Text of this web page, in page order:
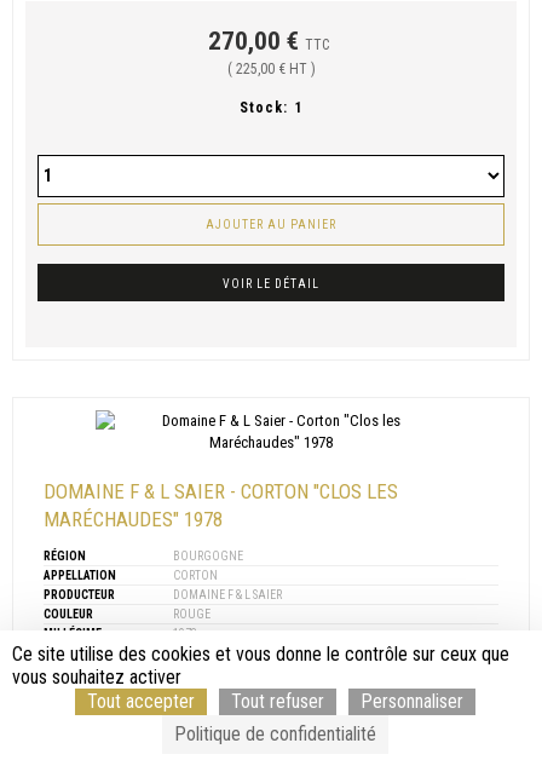
270,00 € TTC
( 225,00 € HT )
Stock: 1
AJOUTER AU PANIER
VOIR LE DÉTAIL
DOMAINE F & L SAIER - CORTON "CLOS LES
MARÉCHAUDES" 1978
RÉGION
BOURGOGNE
APPELLATION
CORTON
PRODUCTEUR
DOMAINE F & L SAIER
COULEUR
ROUGE
MILLÉSIME
1978
CONTENANCE
75 CL
354,00 € TTC
Ce site utilise des cookies et vous donne le contrôle sur ceux que
vous souhaitez activer
Tout accepter
Tout refuser
Personnaliser
Politique de confidentialité